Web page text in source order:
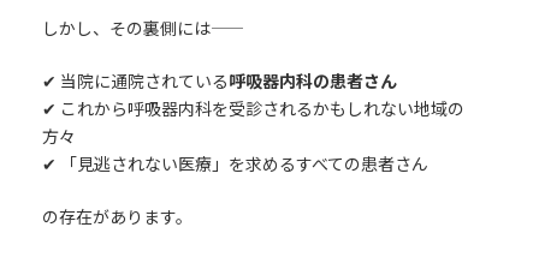
しかし、その裏側には――
✔ 当院に通院されている呼吸器内科の患者さん
✔ これから呼吸器内科を受診されるかもしれない地域の
方々
✔ 「見逃されない医療」を求めるすべての患者さん
の存在があります。